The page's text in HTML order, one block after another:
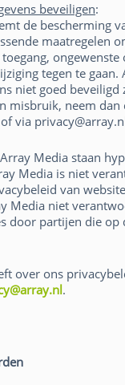
beveiligen:
de bescherming
maatregelen
tegen te gaan.
niet goed beveiligd
misbruik, neem dan
via
Media staan
Media is niet
van
Media niet
door partijen die op
over ons
.